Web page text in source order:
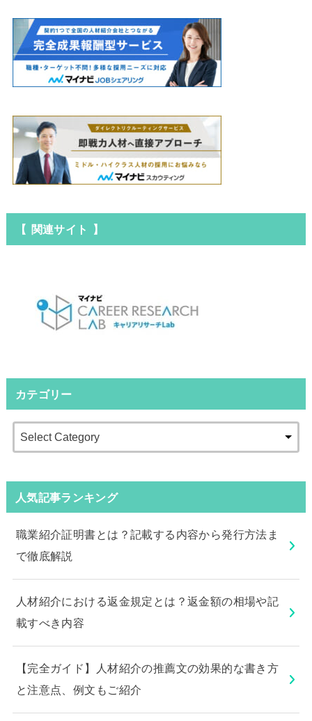
【 関連サイト 】
カテゴリー
人気記事ランキング
職業紹介証明書とは？記載する内容から発行方法ま
で徹底解説
人材紹介における返金規定とは？返金額の相場や記
載すべき内容
【完全ガイド】人材紹介の推薦文の効果的な書き方
と注意点、例文もご紹介